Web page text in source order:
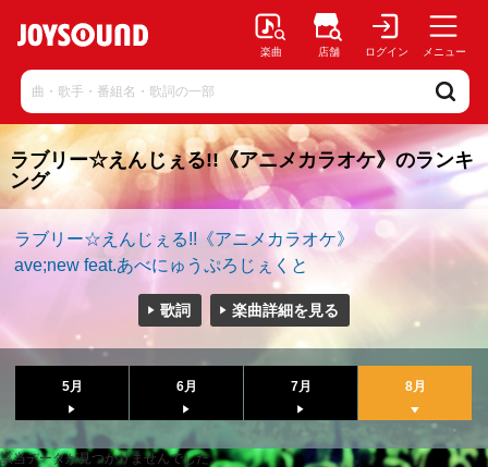
楽曲 店舗 ログイン メニュー
ラブリー☆えんじぇる!!《アニメカラオケ》のランキ
ング
ラブリー☆えんじぇる!!《アニメカラオケ》
ave;new feat.あべにゅうぷろじぇくと
歌詞 楽曲詳細を見る
5月 6月 7月 8月
該当データが見つかりませんでした。